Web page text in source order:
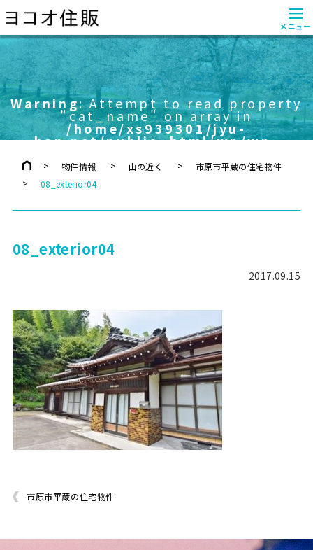
≡
メニュー
Warning: Attempt to read property
"cat_name" on array in
/home/xs939301/jyu-
han.net/public_html/wp/wp-
on line 757
物件情報 山の近く
市原市平蔵の住宅物件
08_exterior04
08_exterior04
2017.09.15
市原市平蔵の住宅物件